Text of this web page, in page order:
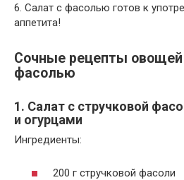
6. Салат с фасолью готов к
аппетита!
Сочные рецепты овощей
фасолью
1. Салат с стручковой
и огурцами
Ингредиенты:
200 г стручковой фасоли